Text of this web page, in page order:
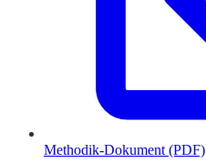
Methodik-Dokument (PDF)